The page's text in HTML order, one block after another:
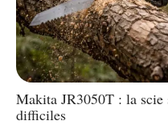
Makita JR3050T : la scie
difficiles